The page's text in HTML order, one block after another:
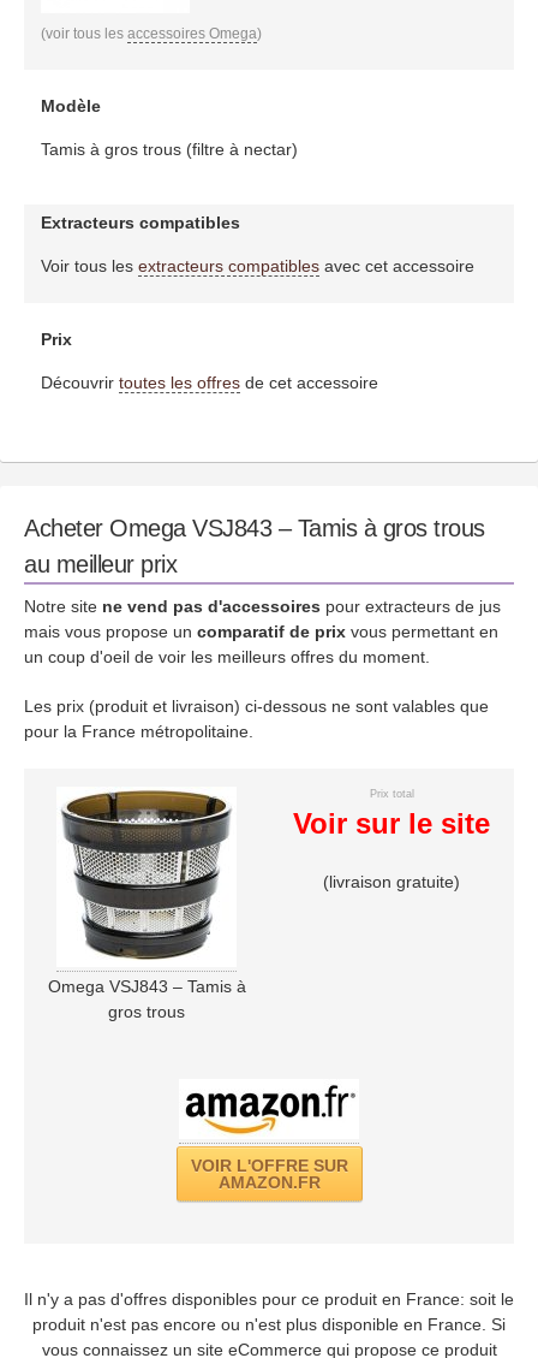
(voir tous les accessoires Omega)
Modèle
Tamis à gros trous (filtre à nectar)
Extracteurs compatibles
Voir tous les extracteurs compatiblesavec cet accessoire
Prix
Découvrir toutes les offresde cet accessoire
Acheter Omega VSJ843 – Tamis à gros trous
au meilleur prix
Notre site ne vend pas d'accessoires pour extracteurs de jus
mais vous propose un comparatif de prix vous permettant en
un coup d'oeil de voir les meilleurs offres du moment.
Les prix (produit et livraison) ci-dessous ne sont valables que
pour la France métropolitaine.
Omega VSJ843 – Tamis à
gros trous
Prix total
Voir sur le site
(livraison gratuite)
VOIR L'OFFRE SUR
AMAZON.FR
Il n'y a pas d'offres disponibles pour ce produit en France: soit le
produit n'est pas encore ou n'est plus disponible en France. Si
vous connaissez un site eCommerce qui propose ce produit